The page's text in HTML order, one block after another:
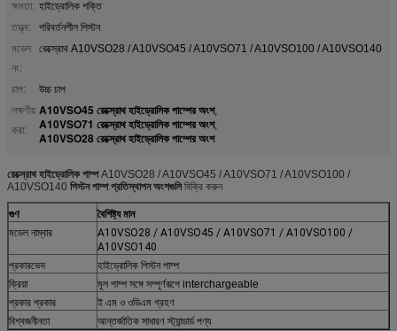
ক্ষমতা: হাইড্রোলিক শক্তি
তত্ত্ব:
পরিবর্তনশীল পিস্টন
মডেল
নং:
রেক্স্রোথ A10VSO28 / A10VSO45 / A10VSO71 / A10VSO100 / A10VSO140
চাপ:
উচ্চ চাপ
লক্ষণীয়
করা:
A10VSO45 রেক্স্রোথ হাইড্রোলিক পাম্পের অংশ,
A10VSO71 রেক্স্রোথ হাইড্রোলিক পাম্পের অংশ,
A10VSO28 রেক্স্রোথ হাইড্রোলিক পাম্পের অংশ
রেক্স্রোথ হাইড্রোলিক পাম্পA10VSO28 / A10VSO45 / A10VSO71 / A10VSO100 /
A10VSO140 পিস্টন পাম্প প্রতিস্থাপন অংশগুলিবিক্রি করুন
গুণ
বৈশিষ্ট্য মান
মডেল নাম্বার
A10VSO28 / A10VSO45 / A10VSO71 / A10VSO100 /
A10VSO140
প্রকারভেদ
হাইড্রোলিক পিস্টন পাম্প
ক্রিয়া
মূল পাম্প সঙ্গে সম্পূর্ণরূপে interchargeable
প্রকার প্রকার
ই এম ও ওডিএম গ্রহণ
বিশ্বজনীনতা
আন্তর্জাতিক সাধারণ স্ট্যান্ডার্ড পণ্য